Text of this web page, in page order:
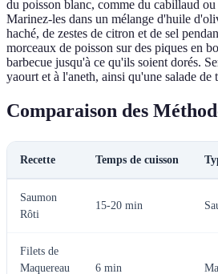
du poisson blanc, comme du cabillaud
Marinez-les dans un mélange d'huile
haché, de zestes de citron et de sel
morceaux de poisson sur des piques en
barbecue jusqu'à ce qu'ils soient dorés.
yaourt et à l'aneth, ainsi qu'une salade de
Comparaison des
Recette Temps de cuisson
Saumon
Rôti
15-20 min
Filets de
Maquereau
6 min